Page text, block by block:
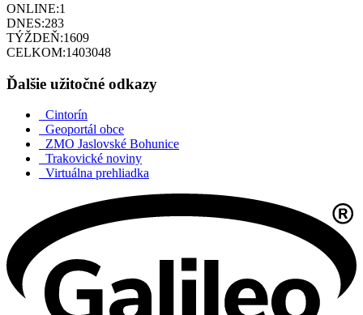
ONLINE:1
DNES:283
TÝŽDEŇ:1609
CELKOM:1403048
Ďalšie užitočné odkazy
Cintorín
Geoportál obce
ZMO Jaslovské Bohunice
Trakovické noviny
Virtuálna prehliadka